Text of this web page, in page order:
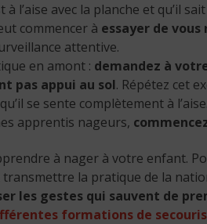
l’aise avec la planche et qu’il
commencer à essayer de
attentive.
en amont : demandez à
pas appui au sol. Répétez cet
se sente complètement à l’aise.
apprentis nageurs,
à nager à votre enfant.
la pratique de la
les gestes qui sauvent de
formations de